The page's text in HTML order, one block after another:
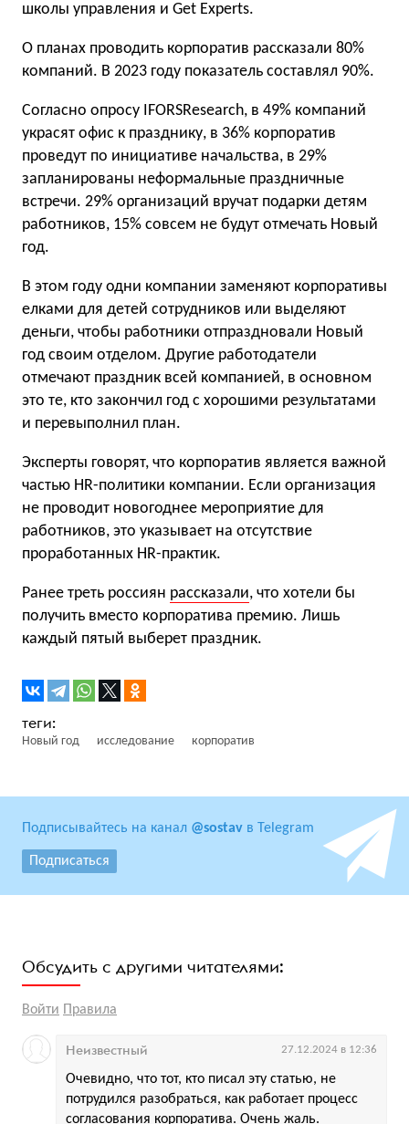
школы управления и Get Experts.
О планах проводить корпоратив рассказали 80%
компаний. В 2023 году показатель составлял 90%.
Согласно опросу IFORSResearch, в 49% компаний
украсят офис к празднику, в 36% корпоратив
проведут по инициативе начальства, в 29%
запланированы неформальные праздничные
встречи. 29% организаций вручат подарки детям
работников, 15% совсем не будут отмечать Новый
год.
В этом году одни компании заменяют корпоративы
елками для детей сотрудников или выделяют
деньги, чтобы работники отпраздновали Новый
год своим отделом. Другие работодатели
отмечают праздник всей компанией, в основном
это те, кто закончил год с хорошими результатами
и перевыполнил план.
Эксперты говорят, что корпоратив является важной
частью HR-политики компании. Если организация
не проводит новогоднее мероприятие для
работников, это указывает на отсутствие
проработанных HR-практик.
Ранее треть россиян рассказали, что хотели бы
получить вместо корпоратива премию. Лишь
каждый пятый выберет праздник.
Новый год исследование корпоратив
Подписывайтесь на канал @sostav в Telegram
Подписаться
Обсудить с другими читателями:
Войти Правила
Очевидно, что тот, кто писал эту статью, не
потрудился разобраться, как работает процесс
согласования корпоратива. Очень жаль.
Неизвестный 27.12.2024 в 12:36